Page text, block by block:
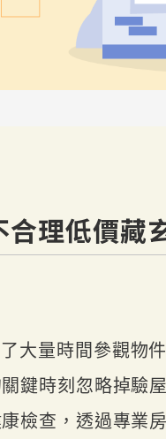
理低價藏
大量時間參觀物
鍵時刻忽略掉驗
檢查，透過專業